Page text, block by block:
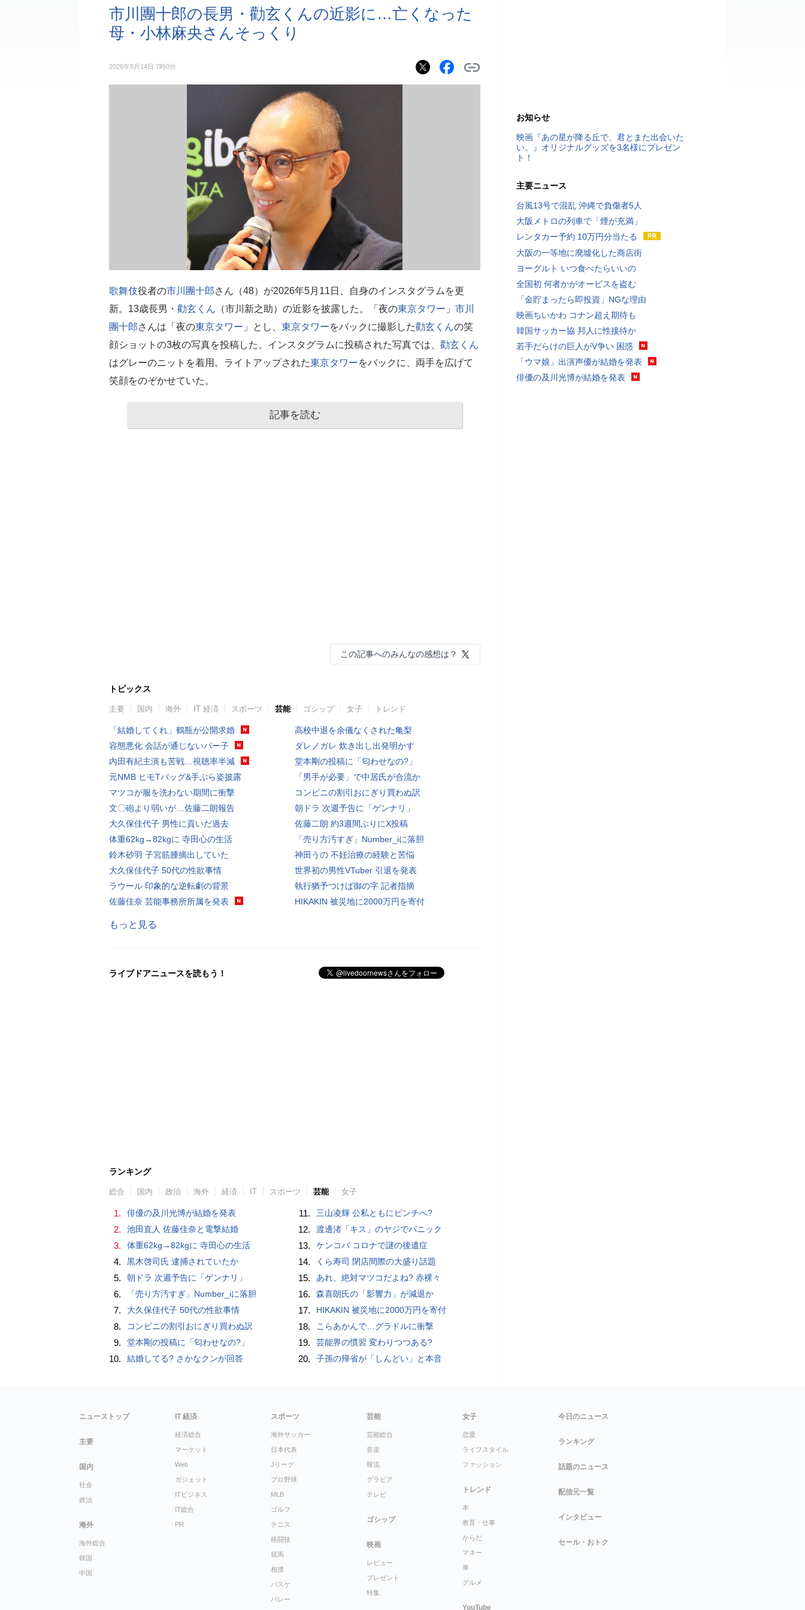
市川團十郎の長男・勸玄くんの近影に…亡くなった
母・小林麻央さんそっくり
2026年5月14日 7時0分
歌舞伎役者の市川團十郎さん（48）が2026年5月11日、自身のインスタグラムを更
新。13歳長男・ 勸玄くん （市川新之助）の近影を披露した。「夜の東京タワー 」 市川
團十郎さんは「夜の東京タワー 」とし、 東京タワーをバックに撮影した勸玄くんの笑
顔ショットの3枚の写真を投稿した。インスタグラムに投稿された写真では、 勸玄くん
はグレーのニットを着用。ライトアップされた東京タワーをバックに、両手を広げて
笑顔をのぞかせていた。
記事を読む
この記事へのみんなの感想は？
トピックス
主要 国内 海外 IT 経済 スポーツ 芸能 ゴシップ 女子 トレンド
「結婚してくれ」鶴瓶が公開求婚
容態悪化 会話が通じないパー子
内田有紀主演も苦戦…視聴率半減
元NMB ヒモTバッグ&手ぶら姿披露
マツコが服を洗わない期間に衝撃
文〇砲より弱いが…佐藤二朗報告
大久保佳代子 男性に貢いだ過去
体重62kg→82kgに 寺田心の生活
鈴木砂羽 子宮筋腫摘出していた
大久保佳代子 50代の性欲事情
ラウール 印象的な逆転劇の背景
佐藤佳奈 芸能事務所所属を発表
高校中退を余儀なくされた亀梨
ダレノガレ 炊き出し出発明かす
堂本剛の投稿に「匂わせなの?」
「男手が必要」で中居氏が合流か
コンビニの割引おにぎり買わぬ訳
朝ドラ 次週予告に「ゲンナリ」
佐藤二朗 約3週間ぶりにX投稿
「売り方汚すぎ」Number_iに落胆
神田うの 不妊治療の経験と苦悩
世界初の男性VTuber 引退を発表
執行猶予つけば御の字 記者指摘
HIKAKIN 被災地に2000万円を寄付
もっと見る
ライブドアニュースを読もう！
ランキング
総合 国内 政治 海外 経済 IT スポーツ 芸能 女子
1. 俳優の及川光博が結婚を発表
2. 池田直人 佐藤佳奈と電撃結婚
3. 体重62kg→82kgに 寺田心の生活
4. 黒木啓司氏 逮捕されていたか
5. 朝ドラ 次週予告に「ゲンナリ」
6. 「売り方汚すぎ」Number_iに落胆
7. 大久保佳代子 50代の性欲事情
8. コンビニの割引おにぎり買わぬ訳
9. 堂本剛の投稿に「匂わせなの?」
10. 結婚してる? さかなクンが回答
11. 三山凌輝 公私ともにピンチへ?
12. 渡邊渚「キス」のヤジでパニック
13. ケンコバ コロナで謎の後遺症
14. くら寿司 閉店間際の大盛り話題
15. あれ、絶対マツコだよね? 赤裸々
16. 森喜朗氏の「影響力」が減退か
17. HIKAKIN 被災地に2000万円を寄付
18. こらあかんで…グラドルに衝撃
19. 芸能界の慣習 変わりつつある?
20. 子孫の帰省が「しんどい」と本音
お知らせ
映画『あの星が降る丘で、君とまた出会いた
い。』オリジナルグッズを3名様にプレゼン
ト！
主要ニュース
台風13号で混乱 沖縄で負傷者5人
大阪メトロの列車で「煙が充満」
レンタカー予約 10万円分当たる
大阪の一等地に廃墟化した商店街
ヨーグルト いつ食べたらいいの
全国初 何者かがオービスを盗む
「金貯まったら即投資」NGな理由
映画ちいかわ コナン超え期待も
韓国サッカー協 邦人に性接待か
若手だらけの巨人がV争い 困惑
「ウマ娘」出演声優が結婚を発表
俳優の及川光博が結婚を発表
ニューストップ
主要
国内
社会
政治
海外
海外総合
韓国
中国
IT 経済
経済総合
マーケット
Web
ガジェット
ITビジネス
IT総合
PR
スポーツ
海外サッカー
日本代表
Jリーグ
プロ野球
MLB
ゴルフ
テニス
格闘技
競馬
相撲
バスケ
バレー
芸能
芸能総合
音楽
韓流
グラビア
テレビ
ゴシップ
映画
レビュー
プレゼント
特集
女子
恋愛
ライフスタイル
ファッション
トレンド
本
教育・仕事
からだ
マネー
車
グルメ
YouTube
今日のニュース
ランキング
話題のニュース
配信元一覧
インタビュー
セール・おトク